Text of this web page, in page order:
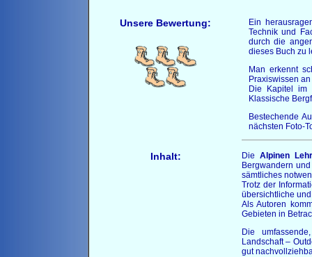
Unsere Bewertung:
Ein
Technik und
durch die
dieses Buch zu
Man erkennt
Praxiswissen
Die Kapitel im
Klassische
Bestechende
nächsten Foto-
Inhalt: Die Alpinen
Bergwandern
sämtliches
Trotz der
übersichtliche
Als Autoren
Gebieten in
Die
Landschaft –
gut